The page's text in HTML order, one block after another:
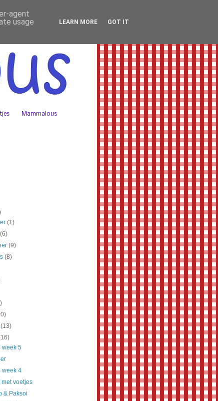
Mammalous
(1)
(6)
(9)
(8)
(13)
week 5
week 4
voetjes
& Paksoi
agent
usage
LEARN MORE GOT IT